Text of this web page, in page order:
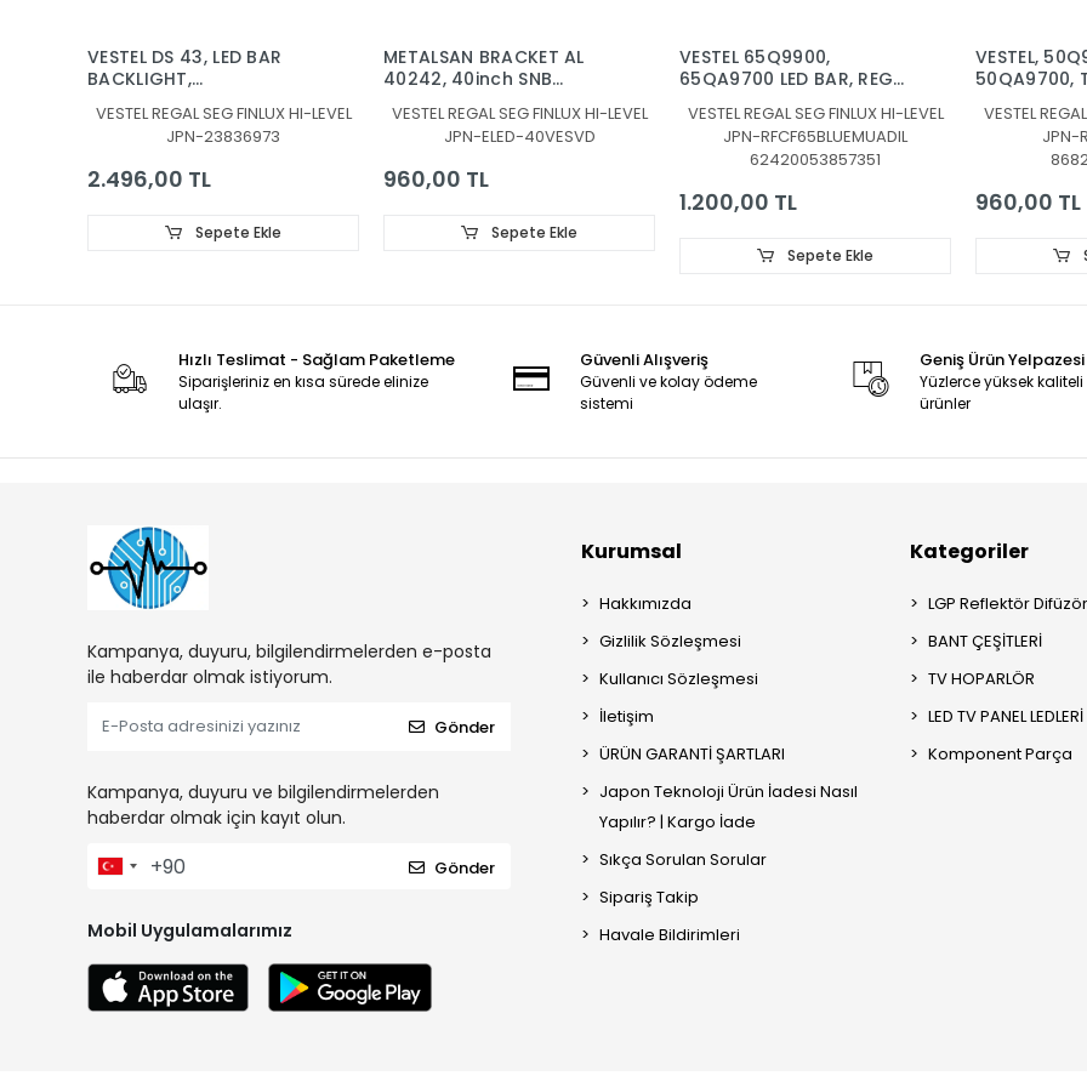
VESTEL DS 43, LED BAR
BACKLIGHT,
M_V04, JL.D430B1330-
078BS-M_V03,
30108746CA11 ,
30108747CB11
VESTEL REGAL SEG FINLUX HI-LEVEL
JPN-23836973
2.496,00 TL
Sepete Ekle
METALSAN BRACKET AL
40242, 40inch SNB
131219, 30080939
VESTEL REGAL SEG FINLUX HI-LEVEL
JPN-ELED-40VESVD
960,00 TL
Sepete Ekle
VESTEL 65Q9900,
65QA9700 LED BAR, REGAL
TOSHIBA, TOSHIBA
65QA5D63DT, LED BAR,
RF-CF650001AE30-0801,
RF-CF650001CE30-0801,
RF-CF650001DE30-0501,
VESTEL REGAL SEG FINLUX HI-LEVEL
JPN-RFCF65BLUEMUADIL
62420053857351
1.200,00 TL
Sepete Ekle
VESTEL,
50QA9700,
REGAL
LED BAR,
BAR
VESTEL
JPN-
960,00 TL
Hızlı Teslimat - Sağlam Paketleme
Siparişleriniz en kısa sürede elinize
ulaşır.
Güvenli Alışveriş
Güvenli ve kolay ödeme
sistemi
Geniş Ürün Yelpazesi
Yüzlerce yüksek kaliteli
ürünler
Kampanya, duyuru, bilgilendirmelerden e-posta
ile haberdar olmak istiyorum.
Gönder
Kampanya, duyuru ve bilgilendirmelerden
haberdar olmak için kayıt olun.
Gönder
Mobil Uygulamalarımız
Kurumsal
Hakkımızda
Gizlilik Sözleşmesi
Kullanıcı Sözleşmesi
İletişim
ÜRÜN GARANTİ ŞARTLARI
Japon Teknoloji Ürün İadesi Nasıl
Yapılır? | Kargo İade
Sıkça Sorulan Sorular
Sipariş Takip
Havale Bildirimleri
Kategoriler
LGP Reflektör Difüzör
BANT ÇEŞİTLERİ
TV HOPARLÖR
LED TV PANEL LEDLERİ
Komponent Parça